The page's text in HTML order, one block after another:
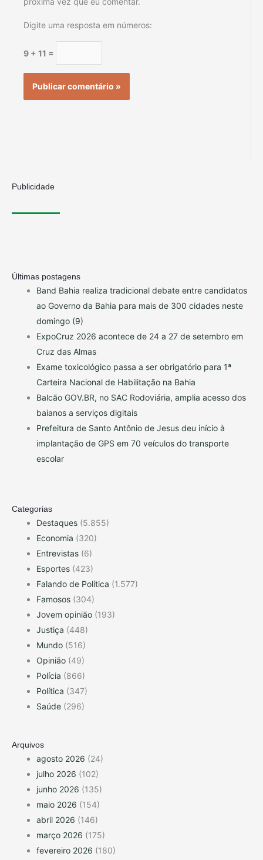
Digite uma resposta em números:
9 + 11 =
Publicidade
Últimas postagens
Band Bahia realiza tradicional debate entre candidatos
ao Governo da Bahia para mais de 300 cidades neste
domingo (9)
ExpoCruz 2026 acontece de 24 a 27 de setembro em
Cruz das Almas
Exame toxicológico passa a ser obrigatório para 1ª
Carteira Nacional de Habilitação na Bahia
Balcão GOV.BR, no SAC Rodoviária, amplia acesso dos
baianos a serviços digitais
Prefeitura de Santo Antônio de Jesus deu início à
implantação de GPS em 70 veículos do transporte
escolar
Categorias
Destaques (5.855)
Economia (320)
Entrevistas (6)
Esportes (423)
Falando de Política (1.577)
Famosos (304)
Jovem opinião (193)
Justiça (448)
Mundo (516)
Opinião (49)
Polícia (866)
Política (347)
Saúde (296)
Arquivos
agosto 2026 (24)
julho 2026 (102)
junho 2026 (135)
maio 2026 (154)
abril 2026 (146)
março 2026 (175)
fevereiro 2026 (180)